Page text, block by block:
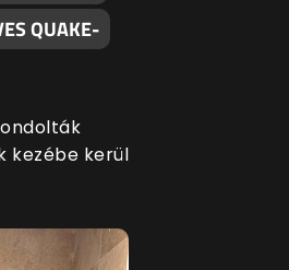
QUAKE-
kezébe kerül